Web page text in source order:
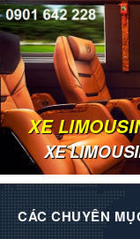
XE
XE
CÁC CHUYÊN